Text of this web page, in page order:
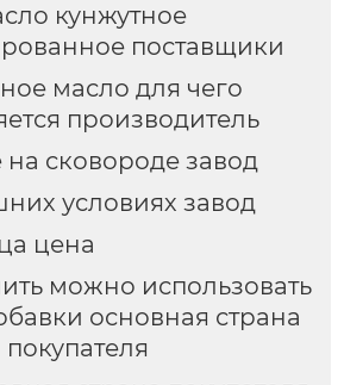
кунжутное
поставщики
масло для чего
производитель
сковороде завод
условиях завод
цена
можно использовать
основная страна
покупателя